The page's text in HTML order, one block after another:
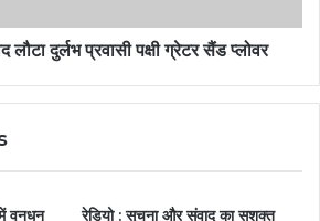
दुर्लभ प्रवासी पक्षी ग्रेटर सैंड प्लोवर
वनधन
रेडियो : सूचना और संवाद का सशक्त